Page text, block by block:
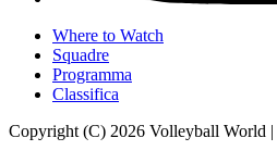
Where to Watch
Squadre
Programma
Classifica
Copyright (C) 2026 Volleyball World